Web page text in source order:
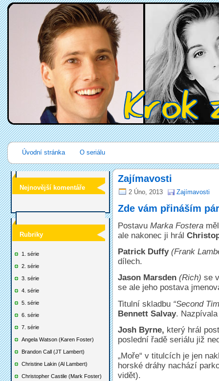
Úvodní stránka O seriálu
Nejnovější komentáře
Rubriky
1. série
2. série
3. série
4. série
5. série
6. série
7. série
Angela Watson (Karen Foster)
Brandon Call (JT Lambert)
Christine Lakin (Al Lambert)
Christopher Castile (Mark Foster)
Zajímavosti
2 Úno, 2013 Zajímavosti
Zde vám přináším
Postavu Marka Fostera
ale nakonec ji hrál
Patrick Duffy (Frank
dílech.
Jason Marsden (Rich) se
se ale jeho postava
Titulní skladbu “Second
Bennett Salvay.
Josh Byrne, který hrál
poslední řadě seriálu již
„Moře“ v titulcích je jen
horské dráhy nachází
vidět).